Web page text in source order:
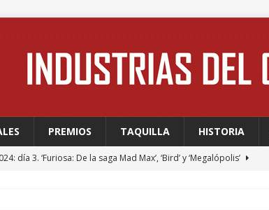
PREMIOS TAQUILLA HISTORIA
día 3. ‘Furiosa: De la saga Mad Max’, ‘Bird’ y ‘Megalópolis’